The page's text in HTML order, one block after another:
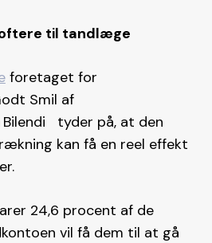
til tandlæge
foretaget for
Smil af
Bilendi tyder på, at den
kan få en reel effekt
24,6 procent af de
vil få dem til at gå